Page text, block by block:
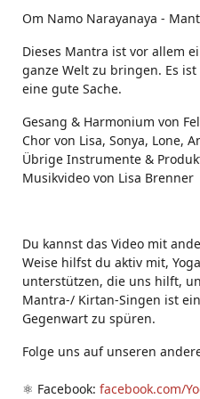
s:
Om Namo Narayanaya -
Dieses Mantra ist vor allem
ganze Welt zu bringen. Es
eine gute Sache.
Gesang & Harmonium von
Chor von Lisa, Sonya, Lone,
Übrige Instrumente &
Musikvideo von Lisa Brenner
Du kannst das Video mit
Weise hilfst du aktiv mit,
unterstützen, die uns hilft,
Mantra-/ Kirtan-Singen ist
Gegenwart zu spüren.
Folge uns auf unseren
⚛️ Facebook: facebook.com/